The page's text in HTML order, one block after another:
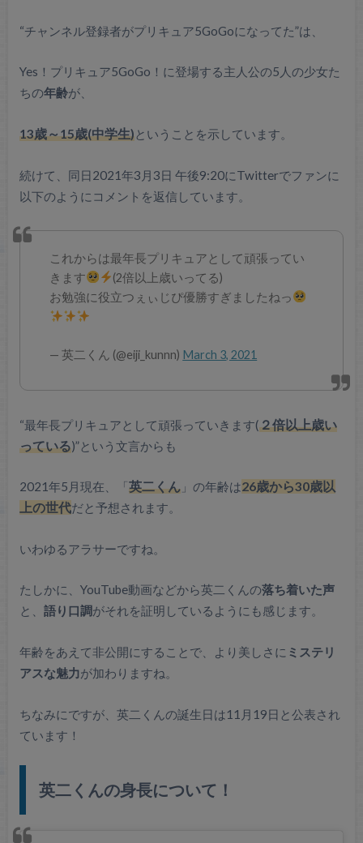
“チャンネル登録者がプリキュア5GoGoになってた”は、
Yes！プリキュア5GoGo！に登場する主人公の5人の少女た
ちの年齢が、
13歳～15歳(中学生)ということを示しています。
続けて、同日2021年3月3日 午後9:20にTwitterでファンに
以下のようにコメントを返信しています。
これからは最年長プリキュアとして頑張ってい
きます
(2倍以上歳いってる)
お勉強に役立つぇぃじぴ優勝すぎましたねっ
— 英二くん (@eiji_kunnn) March 3, 2021
“最年長プリキュアとして頑張っていきます(２倍以上歳い
っている)”という文言からも
2021年5月現在、「英二くん」の年齢は26歳から30歳以
上の世代だと予想されます。
いわゆるアラサーですね。
たしかに、YouTube動画などから英二くんの落ち着いた声
と、 語り口調がそれを証明しているようにも感じます。
年齢をあえて非公開にすることで、より美しさに ミステリ
アスな魅力が加わりますね。
ちなみにですが、英二くんの誕生日は11月19日と公表され
ています！
英二くんの身長について！